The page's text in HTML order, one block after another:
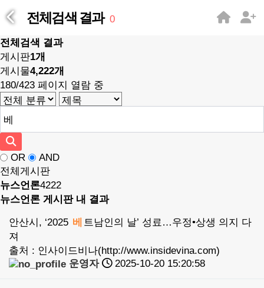
전체검색 결과 0
전체검색 결과
게시판1개
게시물4,222개
180/423 페이지 열람 중
OR
AND
전체게시판
뉴스언론4222
뉴스언론 게시판 내 결과
안산시, ‘2025 베 트남인의 날’ 성료…우정•상생 의지 다
져
출처 : 인사이드비나(http://www.insidevina.com)
운영자
2025-10-20 15:20:58